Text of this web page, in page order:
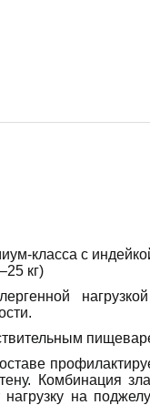
класса с
кг)
Комбинация
на